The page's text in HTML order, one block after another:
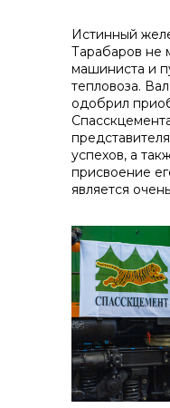
Истинный
Тарабаров не
машиниста и
тепловоза.
одобрил
успехов, а
присвоение
является